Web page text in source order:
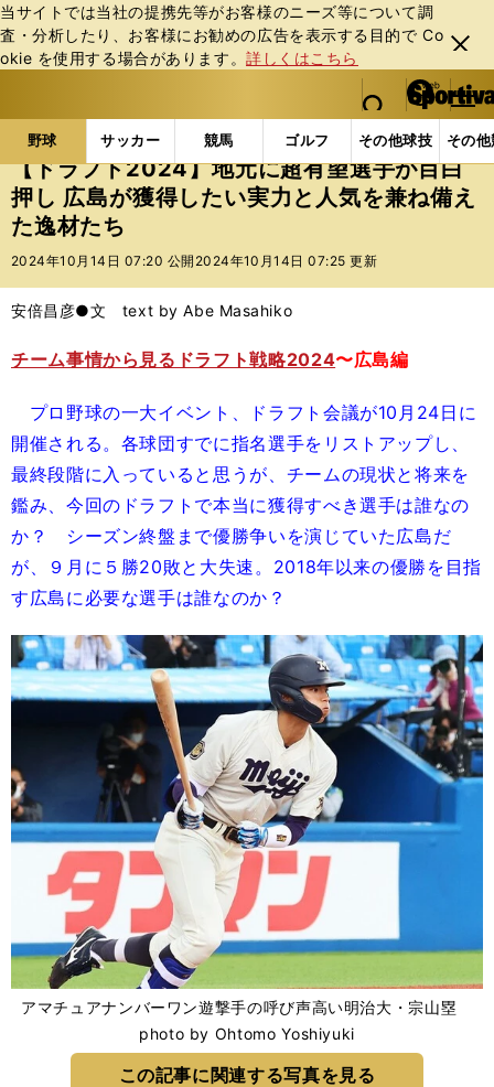
当サイトでは当社の提携先等がお客様のニーズ等について調
査・分析したり、お客様にお勧めの広告を表⽰する⽬的で Co
okie を使⽤する場合があります。詳しくはこちら
閉じ
る
web Sportiva (webスポルティーバ)
検索
マイペ
ー
ジ
メニュ
野球 サッカー 競馬 ゴルフ その他球技 その
b
ス
ポ
ル
テ
ー
バ
野球の記事一覧 プロ野球 【ドラフト2024】地元に
【ドラフト2024】地元に超有望選手が目白
押し 広島が獲得したい実力と人気を兼ね備え
た逸材たち
2024年10月14日 07:20 公開 2024年10月14日 07:25 更新
安倍昌彦●文 text by Abe Masahiko
チーム事情から見るドラフト戦略2024〜広島編
プロ野球の一大イベント、ドラフト会議が10月24日に
開催される。各球団すでに指名選手をリストアップし、
最終段階に入っていると思うが、チームの現状と将来を
鑑み、今回のドラフトで本当に獲得すべき選手は誰なの
か？ シーズン終盤まで優勝争いを演じていた広島だ
が、９月に５勝20敗と大失速。2018年以来の優勝を目指
す広島に必要な選手は誰なのか？
アマチュアナンバーワン遊撃手の呼び声高い明治大・宗山塁
photo by Ohtomo Yoshiyuki
この記事に関連する写真を見る